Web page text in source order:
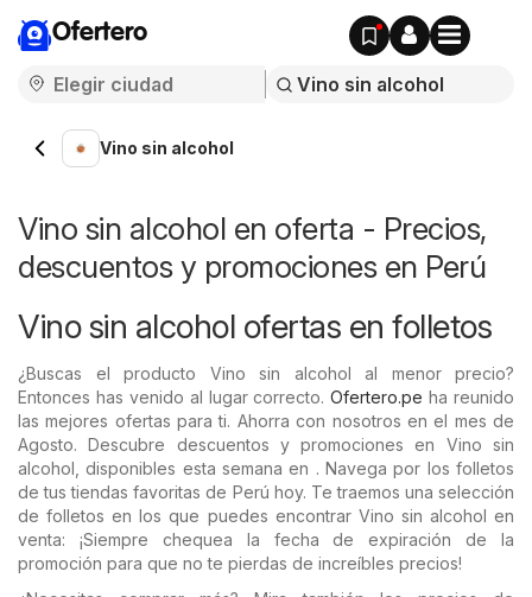
Ofertero
Vino sin alcohol
Vino sin alcohol en oferta - Precios,
descuentos y promociones en Perú
Vino sin alcohol ofertas en folletos
¿Buscas el producto Vino sin alcohol al menor precio?
Entonces has venido al lugar correcto.Ofertero.pe ha reunido
las mejores ofertas para ti. Ahorra con nosotros en el mes de
Agosto. Descubre descuentos y promociones en Vino sin
alcohol, disponibles esta semana en . Navega por los folletos
de tus tiendas favoritas de Perú hoy. Te traemos una selección
de folletos en los que puedes encontrar Vino sin alcohol en
venta: ¡Siempre chequea la fecha de expiración de la
promoción para que no te pierdas de increíbles precios!